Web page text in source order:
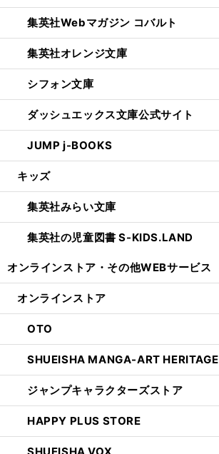
集英社Webマガジン コバルト
集英社オレンジ文庫
シフォン文庫
ダッシュエックス文庫公式サイト
JUMP j-BOOKS
キッズ
集英社みらい文庫
集英社の児童図書 S-KIDS.LAND
オンラインストア・ その他WEBサービス
オンラインストア
OTO
SHUEISHA MANGA-ART HERITAGE
ジャンプキャラクターズストア
HAPPY PLUS STORE